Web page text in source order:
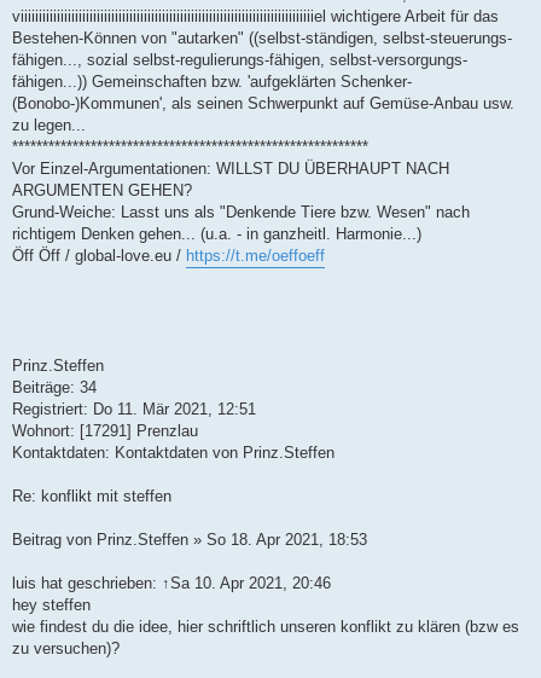
viiiiiiiiiiiiiiiiiiiiiiiiiiiiiiiiiiiiiiiiiiiiiiiiiiiiiiiiiiiiiiiiiiiiiiiiiiiiiiiiiel wichtigere Arbeit für das
Bestehen-Können von "autarken" ((selbst-ständigen, selbst-steuerungs-
fähigen..., sozial selbst-regulierungs-fähigen, selbst-versorgungs-
fähigen...)) Gemeinschaften bzw. 'aufgeklärten Schenker-
(Bonobo-)Kommunen', als seinen Schwerpunkt auf Gemüse-Anbau usw.
zu legen...
***********************************************************
Vor Einzel-Argumentationen: WILLST DU ÜBERHAUPT NACH
ARGUMENTEN GEHEN?
Grund-Weiche: Lasst uns als "Denkende Tiere bzw. Wesen" nach
richtigem Denken gehen... (u.a. - in ganzheitl. Harmonie...)
Öff Öff / global-love.eu / https://t.me/oeffoeff
Prinz.Steffen
Beiträge: 34
Registriert: Do 11. Mär 2021, 12:51
Wohnort: [17291] Prenzlau
Kontaktdaten: Kontaktdaten von Prinz.Steffen
Re: konflikt mit steffen
Beitrag von Prinz.Steffen » So 18. Apr 2021, 18:53
luis hat geschrieben: ↑Sa 10. Apr 2021, 20:46
hey steffen
wie findest du die idee, hier schriftlich unseren konflikt zu klären (bzw es
zu versuchen)?